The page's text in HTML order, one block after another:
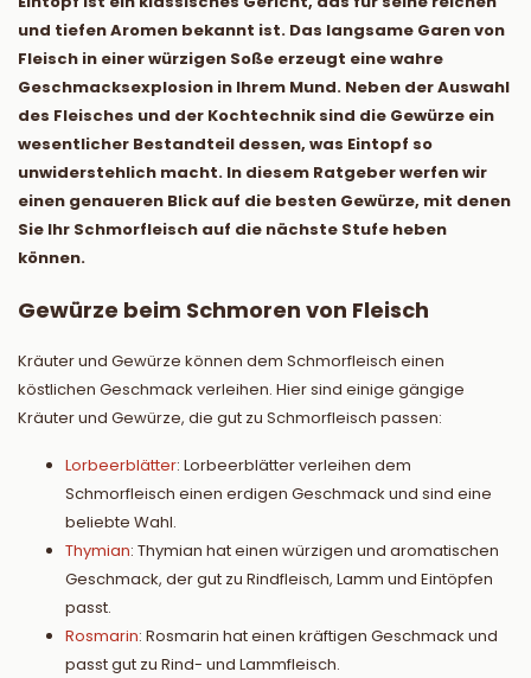
und tiefen Aromen bekannt ist. Das langsame Garen von
Fleisch in einer würzigen Soße erzeugt eine wahre
Geschmacksexplosion in Ihrem Mund. Neben der Auswahl
des Fleisches und der Kochtechnik sind die Gewürze ein
wesentlicher Bestandteil dessen, was Eintopf so
unwiderstehlich macht. In diesem Ratgeber werfen wir
einen genaueren Blick auf die besten Gewürze, mit denen
Sie Ihr Schmorfleisch auf die nächste Stufe heben
können.
Gewürze beim Schmoren von Fleisch
Kräuter und Gewürze können dem Schmorfleisch einen
köstlichen Geschmack verleihen. Hier sind einige gängige
Kräuter und Gewürze, die gut zu Schmorfleisch passen:
Lorbeerblätter: Lorbeerblätter verleihen dem
Schmorfleisch einen erdigen Geschmack und sind eine
beliebte Wahl.
Thymian: Thymian hat einen würzigen und aromatischen
Geschmack, der gut zu Rindfleisch, Lamm und Eintöpfen
passt.
Rosmarin: Rosmarin hat einen kräftigen Geschmack und
passt gut zu Rind- und Lammfleisch.